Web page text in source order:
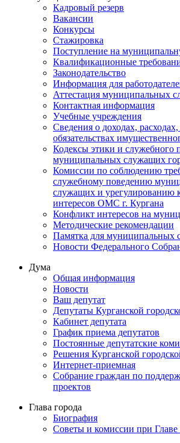
Кадровый резерв
Вакансии
Конкурсы
Стажировка
Поступление на
Квалификационные
Законодательство
Информация для
Аттестация муниципальных
Контактная информация
Учебные учреждения
Сведения о доходах,
обязательствах
Кодексы этики и служебного
муниципальных служащих
Комиссии по соблюдению
служебному поведению
служащих и урегулированию
интересов ОМС г. Кургана
Конфликт интересов на
Методические рекомендации
Памятка для муниципальных
Новости Федерального
Дума
Общая информация
Новости
Ваш депутат
Депутаты Курганской
Кабинет депутата
График приема депутатов
Постоянные депутатские
Решения Курганской
Интернет-приемная
Собрание граждан по
проектов
Глава города
Биография
Советы и комиссии при Главе